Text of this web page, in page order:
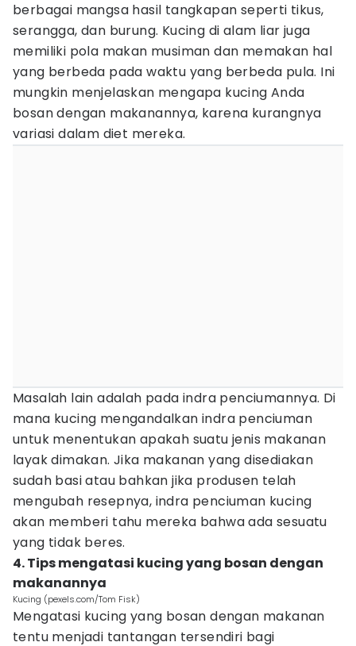
berbagai mangsa hasil tangkapan seperti tikus,
serangga, dan burung. Kucing di alam liar juga
memiliki pola makan musiman dan memakan hal
yang berbeda pada waktu yang berbeda pula. Ini
mungkin menjelaskan mengapa kucing Anda
bosan dengan makanannya, karena kurangnya
variasi dalam diet mereka.
Masalah lain adalah pada indra penciumannya. Di
mana kucing mengandalkan indra penciuman
untuk menentukan apakah suatu jenis makanan
layak dimakan. Jika makanan yang disediakan
sudah basi atau bahkan jika produsen telah
mengubah resepnya, indra penciuman kucing
akan memberi tahu mereka bahwa ada sesuatu
yang tidak beres.
4. Tips mengatasi kucing yang bosan dengan
makanannya
Kucing (pexels.com/Tom Fisk)
Mengatasi kucing yang bosan dengan makanan
tentu menjadi tantangan tersendiri bagi